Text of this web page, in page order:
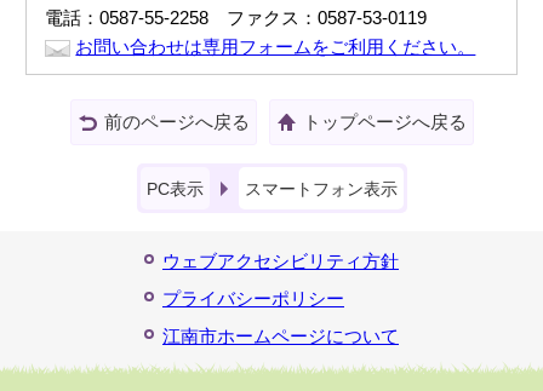
電話：0587-55-2258 ファクス：0587-53-0119
お問い合わせは専用フォームをご利用ください。
前のページへ戻る トップページへ戻る
PC表示 スマートフォン表示
ウェブアクセシビリティ方針
プライバシーポリシー
江南市ホームページについて